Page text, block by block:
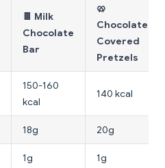
🍫 Milk
Chocolate
Bar
🥨
Chocolate-
Covered
Pretzels
150-160
kcal
140 kcal
18g 20g
1g 1g